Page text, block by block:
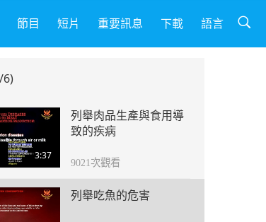
節目 短片 重要訊息 下載 語言
6)
3:37
列舉肉品生產與食用導
致的疾病
9021次觀看
列舉吃魚的危害